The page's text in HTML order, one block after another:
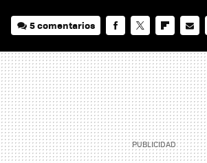
5 comentarios
MAIL